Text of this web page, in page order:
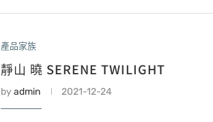
產品家族
靜山 曉 SERENE TWILIGHT
by admin 2021-12-24